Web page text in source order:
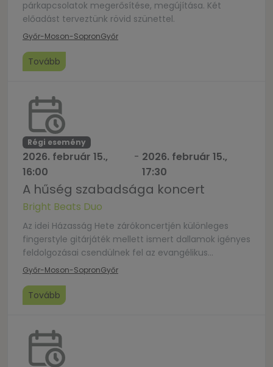
párkapcsolatok megerősítése, megújítása. Két
előadást terveztünk rövid szünettel.
Győr-Moson-SopronGyőr
Tovább
Régi esemény
2026. február 15.,
16:00
- 2026. február 15.,
17:30
A hűség szabadsága koncert
Bright Beats Duo
Az idei Házasság Hete zárókoncertjén különleges
fingerstyle gitárjáték mellett ismert dallamok igényes
feldolgozásai csendülnek fel az evangélikus
templomban. A zene a szív legmélyebb érzéseiről és
közreműködője a Bright Beats Duo, a két éve alakult
formáció Pálfi Bogi énekes és Hadaró Botond
kalauzolják a közönséget […]
Győr-Moson-SopronGyőr
Tovább